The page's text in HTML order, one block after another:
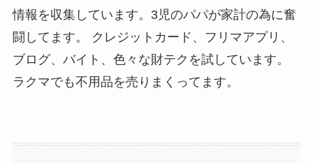
情報を収集しています。3児のパパが家計の為に奮
闘してます。 クレジットカード、フリマアプリ、
ブログ、バイト、色々な財テクを試しています。
ラクマでも不用品を売りまくってます。